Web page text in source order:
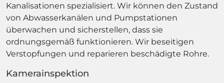
Kanalisationen spezialisiert. Wir können den Zustand
von Abwasserkanälen und Pumpstationen
überwachen und sicherstellen, dass sie
ordnungsgemäß funktionieren. Wir beseitigen
Verstopfungen und reparieren beschädigte Rohre.
Kamerainspektion